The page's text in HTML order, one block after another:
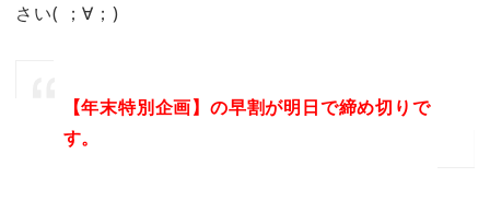
さい( ；∀；)
【年末特別企画】の早割が明日で締め切りで
す。